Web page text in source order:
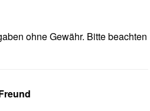
ohne Gewähr. Bitte beachten